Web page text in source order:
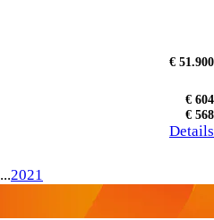
€ 51.900
€ 604
€ 568
Details
...2021